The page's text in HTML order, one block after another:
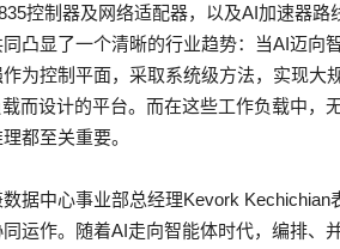
控制器及网络适配器，以及AI加速器路
凸显了一个清晰的行业趋势：当AI迈向
为控制平面，采取系统级方法，实现大
而设计的平台。而在这些工作负载中，
都至关重要。
据中心事业部总经理Kevork Kechichian
运作。随着AI走向智能体时代，编排、